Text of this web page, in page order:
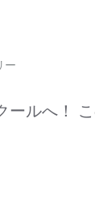
ー
ールへ！